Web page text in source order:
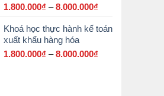
đến
1.800.000₫ – 8.000.000₫
từ
Khoá học thực hành kế toán
xuất khẩu hàng hóa
1.800.000₫ – 8.000.000₫